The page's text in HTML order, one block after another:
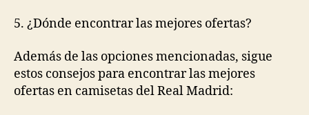
5. ¿Dónde encontrar las mejores ofertas?
Además de las opciones mencionadas, sigue
estos consejos para encontrar las mejores
ofertas en camisetas del Real Madrid: